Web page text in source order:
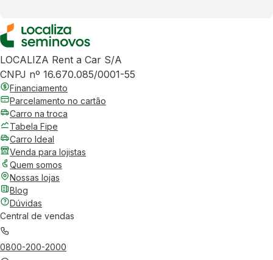
LOCALIZA Rent a Car S/A
CNPJ nº 16.670.085/0001-55
Financiamento
Parcelamento no cartão
Carro na troca
Tabela Fipe
Carro Ideal
Venda para lojistas
Quem somos
Nossas lojas
Blog
Dúvidas
Central de vendas
0800-200-2000